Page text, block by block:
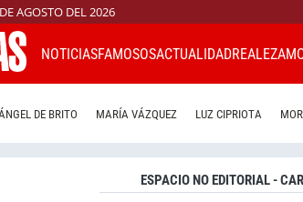
AGOSTO DEL 2026
NOTICIASFAMOSOSACTUALIDADREALEZA
DE BRITO MARÍA VÁZQUEZ LUZ CIPRIOTA
ESPACIO NO EDITORIAL -